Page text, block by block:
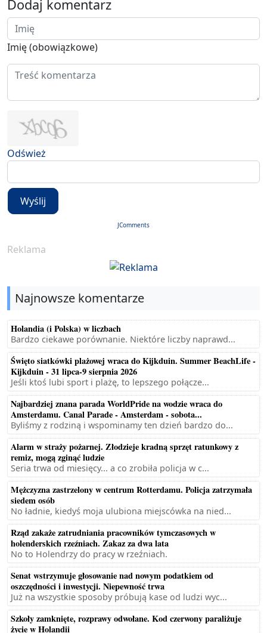
Dodaj komentarz
Imię (obowiązkowe)
Odśwież
Wyślij
JComments
Reklama
Najnowsze komentarze
Holandia (i Polska) w liczbach
Bardzo ciekawe porównanie. Niektóre liczby naprawd...
Święto siatkówki plażowej wraca do Kijkduin. Summer BeachLife -
Kijkduin - 31 lipca-9 sierpnia 2026
Jeśli ktoś lubi sport i plażę, to lepszego połącze...
Najbardziej znana parada WorldPride na wodzie wraca do
Amsterdamu. Canal Parade - Amsterdam - sobota...
Byliśmy z rodziną i wspominamy ten dzień bardzo do...
Alarm w straży pożarnej. Złodzieje kradną sprzęt ratunkowy z
remiz, mogą zginąć ludzie
Seria trwa od miesięcy... a co zrobiła policja w c...
Mężczyzna zastrzelony w centrum Rotterdamu. Policja zatrzymała
siedem osób
No ładnie, kiedyś moja ulubiona miejscówka na nied...
Rząd zakaże zatrudniania pracowników tymczasowych w
holenderskich rzeźniach. Zakaz za dwa lata
No to Holendrzy do pracy w rzeźniach.
Senat wstrzymuje głosowanie nad nowym podatkiem od
oszczędności i inwestycji. Niepewność trwa
Już na wszystkie sposoby próbują kase od ludzi wyc...
Szkoły zamknięte, rozprawy odwołane. Kod czerwony paraliżuje
życie w Holandii